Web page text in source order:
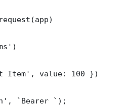
Item', value: 100 })
`Bearer `);